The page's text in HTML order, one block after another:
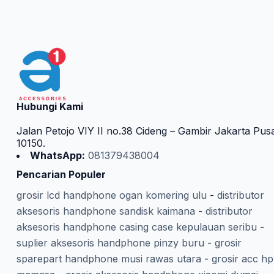
Hubungi Kami
Jalan Petojo VIY II no.38 Cideng – Gambir Jakarta
10150.
WhatsApp: 081379438004
Pencarian Populer
grosir lcd handphone ogan komering ulu - distributor
aksesoris handphone sandisk kaimana - distributor
aksesoris handphone casing case kepulauan seribu -
suplier aksesoris handphone pinzy buru - grosir
sparepart handphone musi rawas utara - grosir acc hp